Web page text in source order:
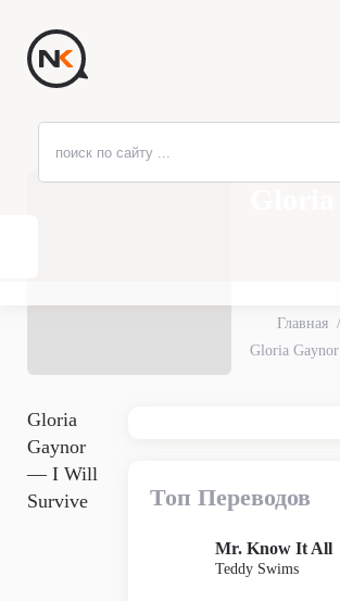
Главная
Gloria Gaynor
Gloria
Gaynor
— I Will
Survive
Топ Переводов
Mr. Know It All
Teddy Swims